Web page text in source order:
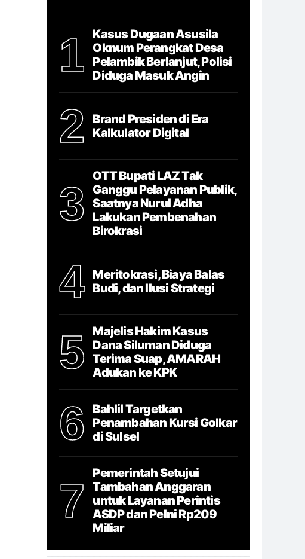
1
Kasus Dugaan Asusila
Oknum Perangkat Desa
Pelambik Berlanjut, Polisi
Diduga Masuk Angin
2
Brand Presiden di Era
Kalkulator Digital
3
OTT Bupati LAZ Tak
Ganggu Pelayanan Publik,
Saatnya Nurul Adha
Lakukan Pembenahan
Birokrasi
4
Meritokrasi, Biaya Balas
Budi, dan Ilusi Strategi
5
Majelis Hakim Kasus
Dana Siluman Diduga
Terima Suap, AMARAH
Adukan ke KPK
6
Bahlil Targetkan
Penambahan Kursi Golkar
di Sulsel
7
Pemerintah Setujui
Tambahan Anggaran
untuk Layanan Perintis
ASDP dan Pelni Rp209
Miliar